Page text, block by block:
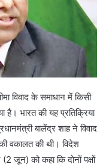
विवाद के समाधान में किसी
है। भारत की यह प्रतिक्रिया
बालेंद्र शाह ने विवाद
वकालत की थी। विदेश
जून) को कहा कि दोनों पक्षों